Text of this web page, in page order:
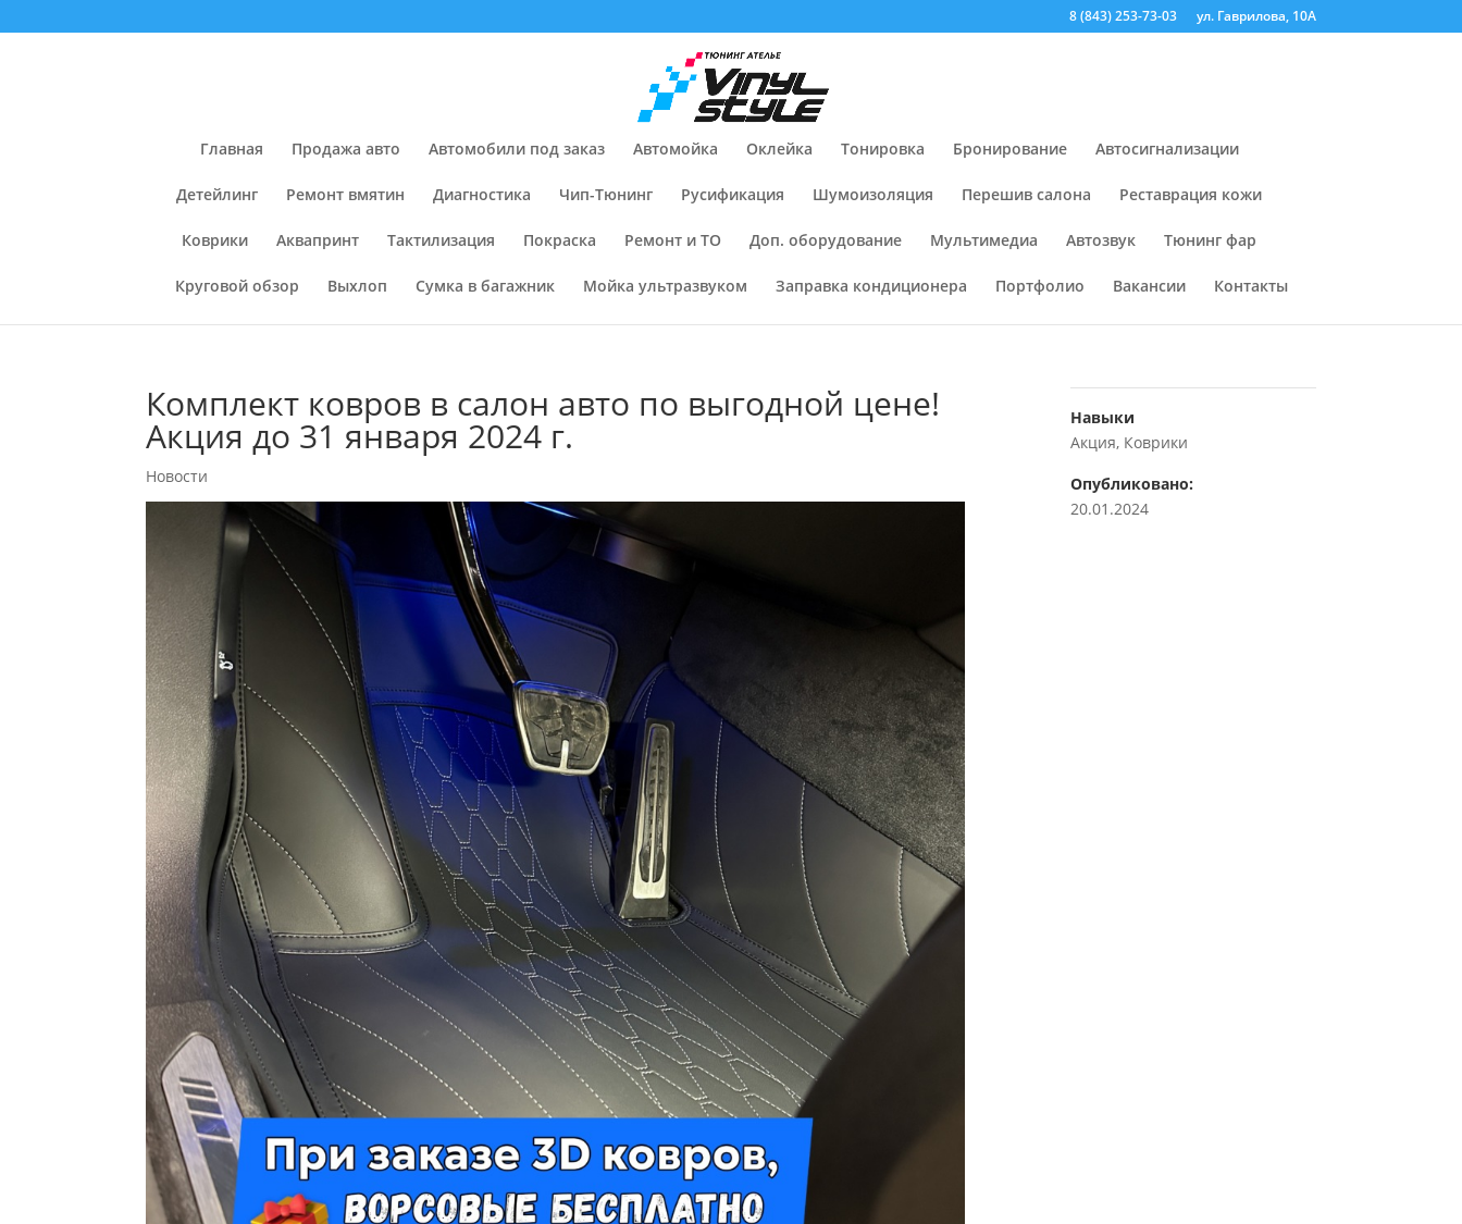
8 (843) 253-73-03 ул. Гаврилова, 10А
Главная Продажа авто Автомобили под заказ Автомойка Оклейка Тонировка Бронирование Автосигнализации
Детейлинг Ремонт вмятин Диагностика Чип-Тюнинг Русификация Шумоизоляция Перешив салона Реставрация кожи
Коврики Аквапринт Тактилизация Покраска Ремонт и ТО Доп. оборудование Мультимедиа Автозвук Тюнинг фар
Круговой обзор Выхлоп Сумка в багажник Мойка ультразвуком Заправка кондиционера Портфолио Вакансии Контакты
Комплект ковров в салон авто по выгодной цене!
Акция до 31 января 2024 г.
Новости
Навыки
Акция, Коврики
Опубликовано:
20.01.2024